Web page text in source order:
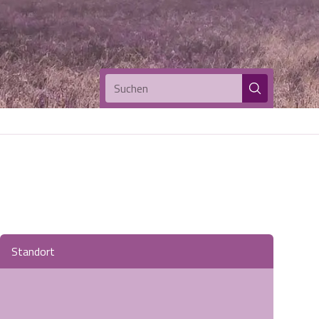
Suchen
Standort